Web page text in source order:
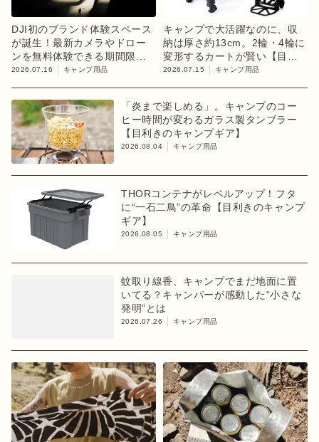
DJI初のブランド体験スペース
が誕生！最新カメラやドロー
ンを無料体験できる期間限定
イベント開催
2026.07.16 キャンプ用品
キャンプで大活躍なのに、収
納は厚さ約13cm。2輪・4輪に
変形するカートが賢い【目利
きのキャンプギア】
2026.07.15 キャンプ用品
「炎まで楽しめる」。キャンプのコー
ヒー時間が変わるガラス製タンブラー
【目利きのキャンプギア】
2026.08.04 キャンプ用品
THORコンテナがレベルアップ！フタ
に“一石二鳥”の革命【目利きのキャンプ
ギア】
2026.08.05 キャンプ用品
蚊取り線香、キャンプでまだ地面に置
いてる？キャンパーが感動した“小さな
発明”とは
2026.07.26 キャンプ用品